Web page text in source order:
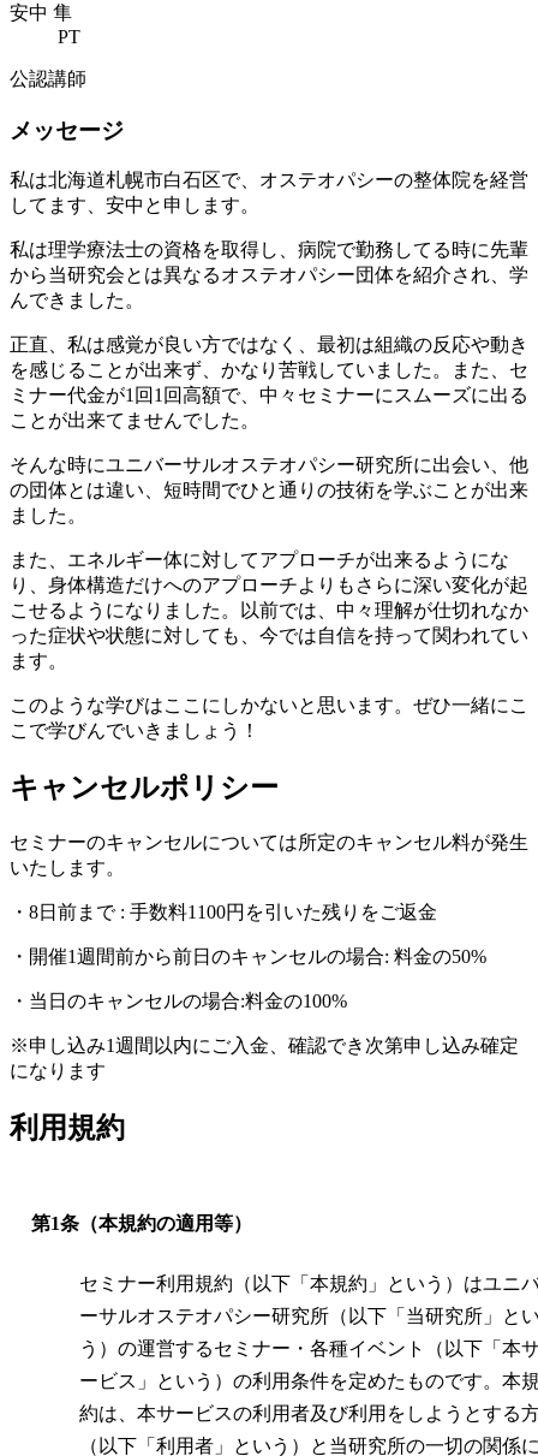
安中 隼
PT
公認講師
メッセージ
私は北海道札幌市白石区で、オステオパシーの整体院を経営
してます、安中と申します。
私は理学療法士の資格を取得し、病院で勤務してる時に先輩
から当研究会とは異なるオステオパシー団体を紹介され、学
んできました。
正直、私は感覚が良い方ではなく、最初は組織の反応や動き
を感じることが出来ず、かなり苦戦していました。また、セ
ミナー代金が1回1回高額で、中々セミナーにスムーズに出る
ことが出来てませんでした。
そんな時にユニバーサルオステオパシー研究所に出会い、他
の団体とは違い、短時間でひと通りの技術を学ぶことが出来
ました。
また、エネルギー体に対してアプローチが出来るようにな
り、身体構造だけへのアプローチよりもさらに深い変化が起
こせるようになりました。以前では、中々理解が仕切れなか
った症状や状態に対しても、今では自信を持って関われてい
ます。
このような学びはここにしかないと思います。ぜひ一緒にこ
こで学びんでいきましょう！
キャンセルポリシー
セミナーのキャンセルについては所定のキャンセル料が発生
いたします。
・8日前まで : 手数料1100円を引いた残りをご返金
・開催1週間前から前日のキャンセルの場合: 料金の50%
・当日のキャンセルの場合:料金の100%
※申し込み1週間以内にご入金、確認でき次第申し込み確定
になります
利用規約
第1条（本規約の適用等）
セミナー利用規約（以下「本規約」という）はユニ
ーサルオステオパシー研究所（以下「当研究所」と
う）の運営するセミナー・各種イベント（以下「本
ービス」という）の利用条件を定めたものです。本
約は、本サービスの利用者及び利用をしようとする
（以下「利用者」という）と当研究所の一切の関係